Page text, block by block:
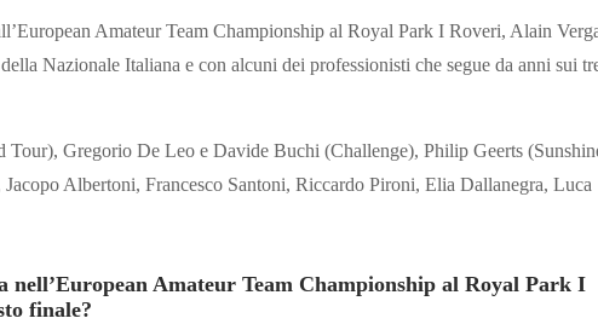
Amateur Team Championship al Royal Park I Roveri, Alain
Nazionale Italiana e con alcuni dei professionisti che segue da anni sui
Tour), Gregorio De Leo e Davide Buchi (Challenge), Philip Geerts
Albertoni, Francesco Santoni, Riccardo Pironi, Elia Dallanegra, Luca
nell’European Amateur Team Championship al Royal Park I
finale?